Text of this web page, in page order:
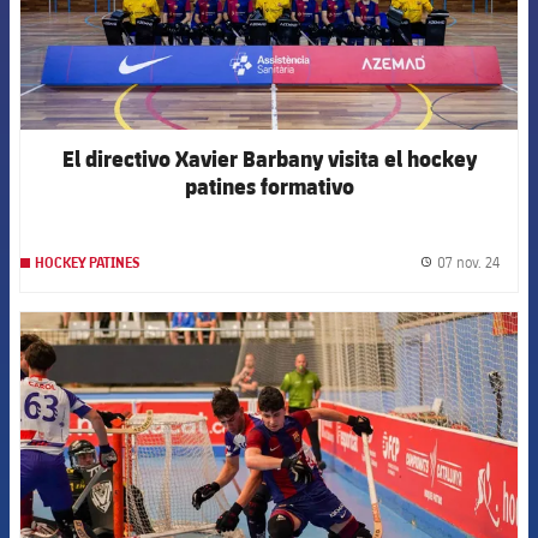
El directivo Xavier Barbany visita el hockey
patines formativo
HOCKEY PATINES 07 nov. 24
FCB Barcelona badge